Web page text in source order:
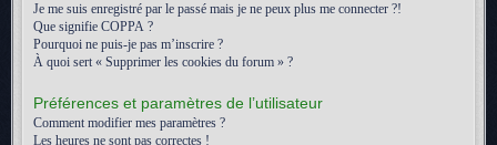
Je me suis enregistré par le passé mais je ne peux plus me connecter ?!
Que signifie COPPA ?
Pourquoi ne puis-je pas m’inscrire ?
À quoi sert « Supprimer les cookies du forum » ?
Préférences et paramètres de l’utilisateur
Comment modifier mes paramètres ?
Les heures ne sont pas correctes !